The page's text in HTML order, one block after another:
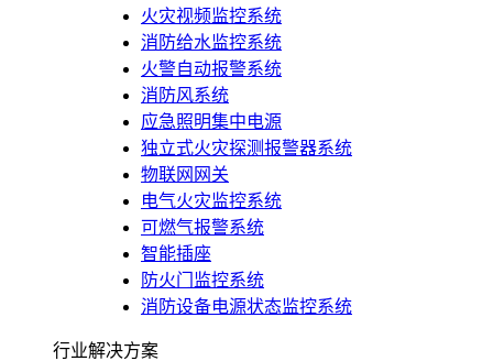
火灾视频监控系统
消防给水监控系统
火警自动报警系统
消防风系统
应急照明集中电源
独立式火灾探测报警器系统
物联网网关
电气火灾监控系统
可燃气报警系统
智能插座
防火门监控系统
消防设备电源状态监控系统
行业解决方案